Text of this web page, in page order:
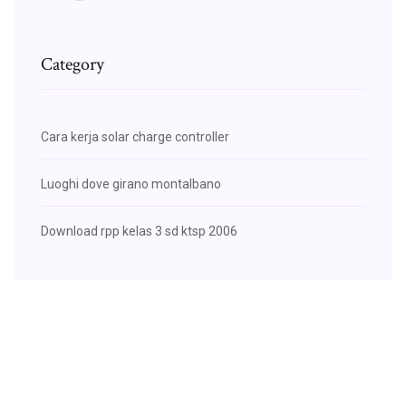
Category
Cara kerja solar charge controller
Luoghi dove girano montalbano
Download rpp kelas 3 sd ktsp 2006